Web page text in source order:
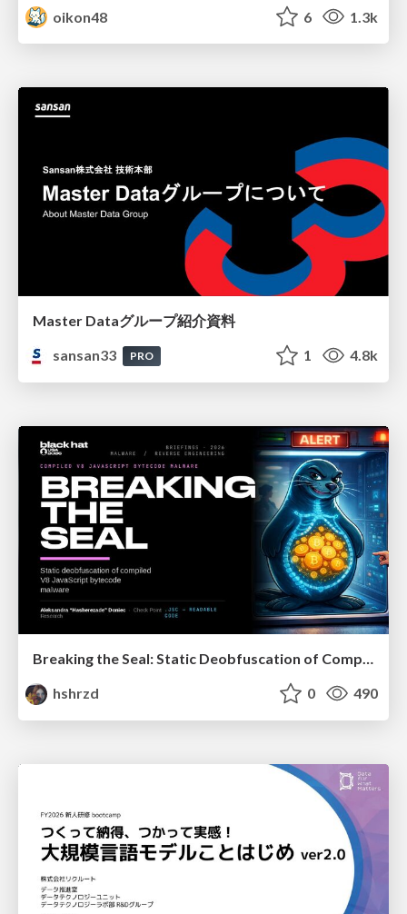
oikon48
6 1.3k
Master Dataグループ紹介資料
sansan33
PRO 1 4.8k
Breaking the Seal: Static Deobfuscation of Compiled V8 JavaScript Bytecode Malware
hshrzd
0 490